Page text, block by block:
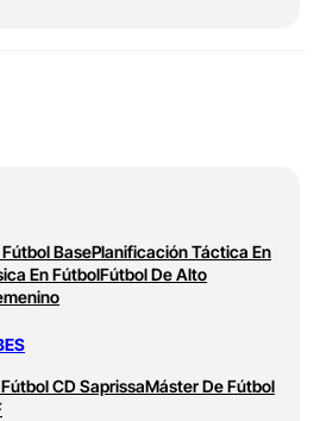
BasePlanificación Táctica En
En FútbolFútbol De Alto
CD SaprissaMáster De Fútbol